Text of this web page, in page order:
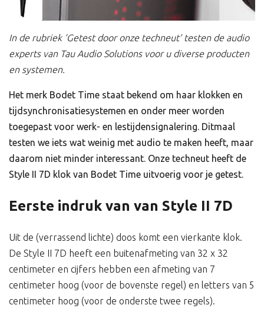
In de rubriek ‘Getest door onze techneut’ testen de audio
experts van Tau Audio Solutions voor u diverse producten
en systemen.
Het merk Bodet Time staat bekend om haar klokken en
tijdsynchronisatiesystemen en onder meer worden
toegepast voor werk- en lestijdensignalering. Ditmaal
testen we iets wat weinig met audio te maken heeft, maar
daarom niet minder interessant. Onze techneut heeft de
Style II 7D klok van Bodet Time uitvoerig voor je getest.
Eerste indruk van van Style II 7D
Uit de (verrassend lichte) doos komt een vierkante klok.
De Style II 7D heeft een buitenafmeting van 32 x 32
centimeter en cijfers hebben een afmeting van 7
centimeter hoog (voor de bovenste regel) en letters van 5
centimeter hoog (voor de onderste twee regels).